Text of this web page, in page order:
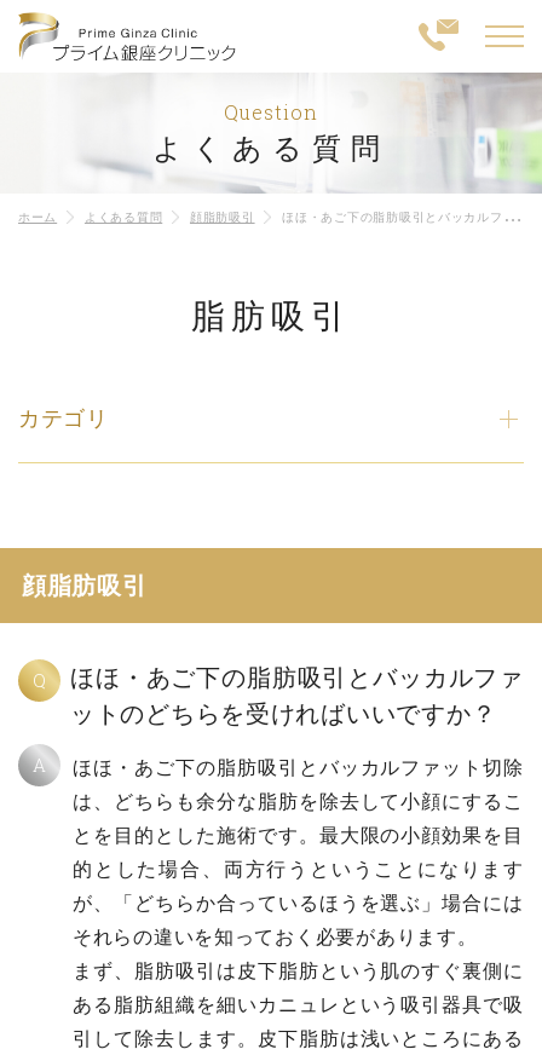
Question
よくある質問
ホーム よくある質問 顔脂肪吸引 ほほ・あご下の脂肪吸引とバッカルファットのどちらを受ければいいですか？
脂肪吸引
カテゴリ
顔脂肪吸引
Q
ほほ・あご下の脂肪吸引とバッカルファ
ットのどちらを受ければいいですか？
A
ほほ・あご下の脂肪吸引とバッカルファット切除
は、どちらも余分な脂肪を除去して小顔にするこ
とを目的とした施術です。最大限の小顔効果を目
的とした場合、両方行うということになります
が、「どちらか合っているほうを選ぶ」場合には
それらの違いを知っておく必要があります。
まず、脂肪吸引は皮下脂肪という肌のすぐ裏側に
ある脂肪組織を細いカニュレという吸引器具で吸
引して除去します。皮下脂肪は浅いところにある